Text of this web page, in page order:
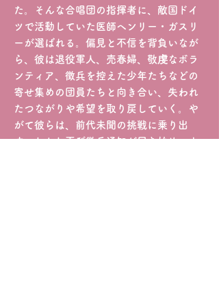
た。そんな合唱団の指揮者に、敵国ドイ
ツで活動していた医師ヘンリー・ガスリ
ーが選ばれる。偏見と不信を背負いなが
ら、彼は退役軍人、売春婦、敬虔なボラ
ンティア、徴兵を控えた少年たちなどの
寄せ集めの団員たちと向き合い、失われ
たつながりや希望を取り戻していく。や
がて彼らは、前代未聞の挑戦に乗り出
す。しかし再び徴兵通知が届き始め、よ